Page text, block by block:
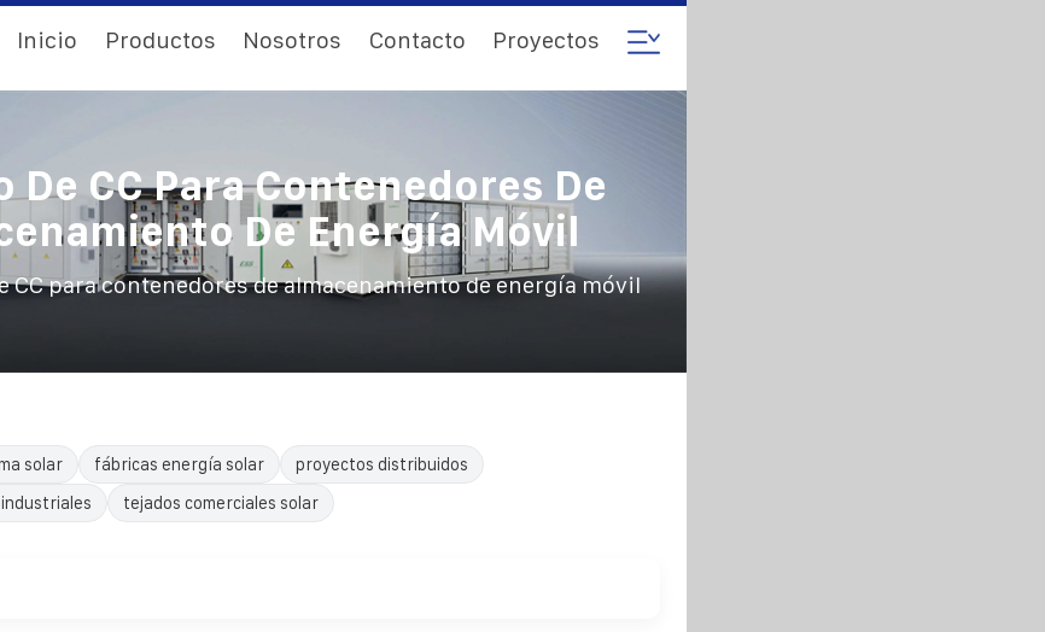
Inicio Productos Nosotros Contacto Proyectos
De CC Para Contenedores De
De Energía Móvil
CC para contenedores de almacenamiento de energía móvil
solar fábricas energía solar
proyectos distribuidos
tejados comerciales solar